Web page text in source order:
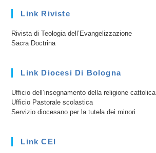
Link Riviste
Rivista di Teologia dell’Evangelizzazione
Sacra Doctrina
Link Diocesi Di Bologna
Ufficio dell’insegnamento della religione cattolica
Ufficio Pastorale scolastica
Servizio diocesano per la tutela dei minori
Link CEI